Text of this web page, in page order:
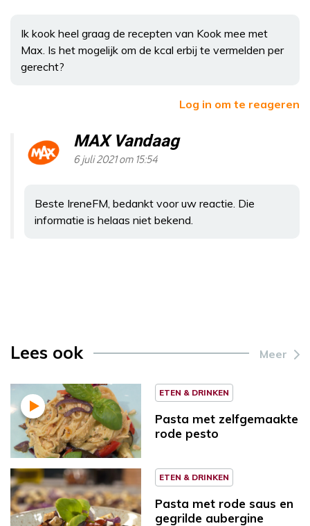
Ik kook heel graag de recepten van Kook mee met
Max. Is het mogelijk om de kcal erbij te vermelden per
gerecht?
Log in om te reageren
MAX Vandaag
6 juli 2021 om 15:54
Beste IreneFM, bedankt voor uw reactie. Die
informatie is helaas niet bekend.
Lees ook Meer
ETEN & DRINKEN
Pasta met zelfgemaakte
rode pesto
ETEN & DRINKEN
Pasta met rode saus en
gegrilde aubergine